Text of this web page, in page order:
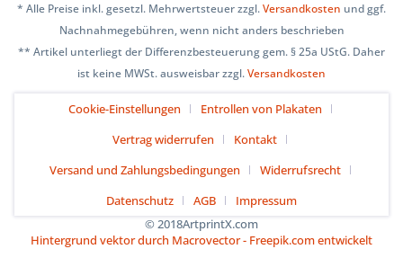
* Alle Preise inkl. gesetzl. Mehrwertsteuer zzgl.Versandkosten und ggf.
Nachnahmegebühren, wenn nicht anders beschrieben
** Artikel unterliegt der Differenzbesteuerung gem. § 25a UStG. Daher
ist keine MWSt. ausweisbar zzgl.Versandkosten
Cookie-Einstellungen
Entrollen von Plakaten
Vertrag widerrufen
Kontakt
Versand und Zahlungsbedingungen
Widerrufsrecht
Datenschutz
AGB
Impressum
© 2018ArtprintX.com
Hintergrund vektor durch Macrovector - Freepik.com entwickelt